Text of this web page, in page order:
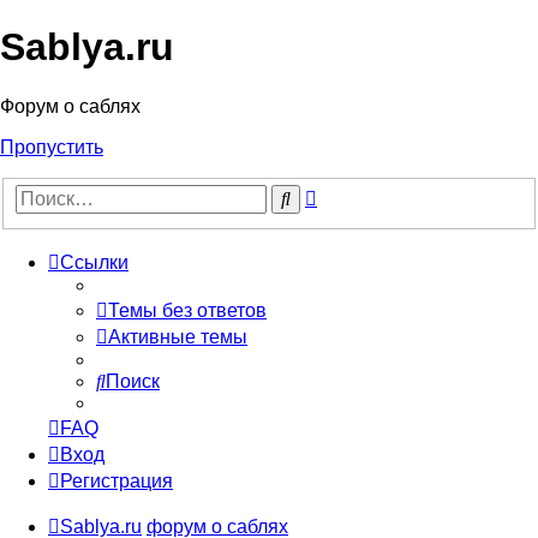
Sablya.ru
Форум о саблях
Пропустить
Поиск
Ссылки
Темы без ответов
Активные темы
Поиск
FAQ
Вход
Регистрация
Sablya.ru форум о саблях